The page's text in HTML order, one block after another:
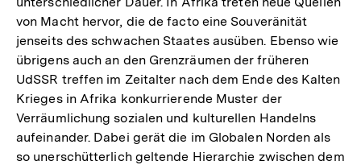
von Macht hervor, die de facto eine Souveränität
jenseits des schwachen Staates ausüben. Ebenso wie
übrigens auch an den Grenzräumen der früheren
UdSSR treffen im Zeitalter nach dem Ende des Kalten
Krieges in Afrika konkurrierende Muster der
Verräumlichung sozialen und kulturellen Handelns
aufeinander. Dabei gerät die im Globalen Norden als
so unerschütterlich geltende Hierarchie zwischen dem